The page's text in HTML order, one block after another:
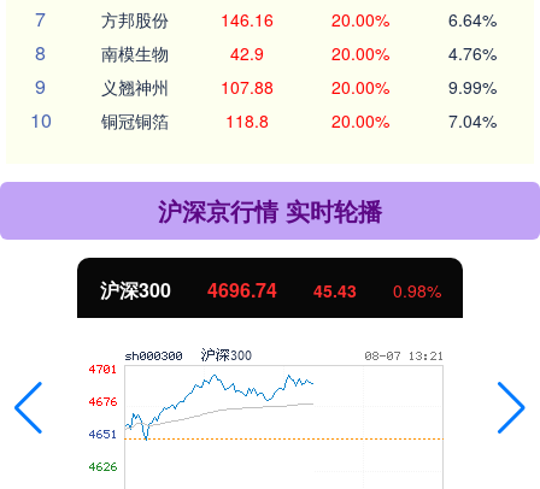
7 方邦股份 146.16 20.00% 6.64%
8 南模生物 42.9 20.00% 4.76%
9 义翘神州 107.88 20.00% 9.99%
10 铜冠铜箔 118.8 20.00% 7.04%
沪深京行情 实时轮播
沪深300 4696.74 45.43 0.98%